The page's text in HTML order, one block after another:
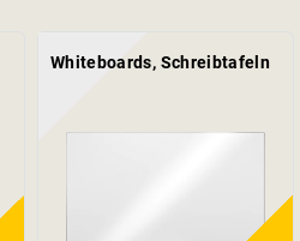
Whiteboards, Schreibtafeln